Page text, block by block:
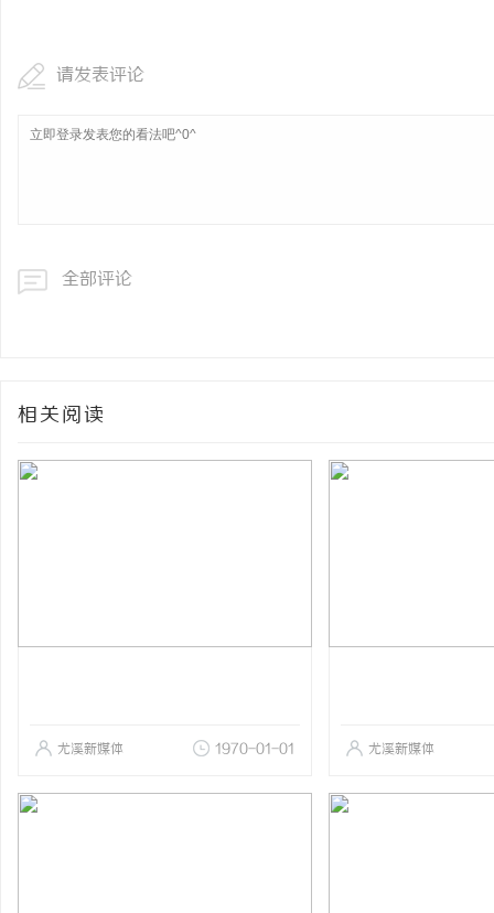
请发表评论
全部评论
相关阅读
尤溪新媒体 1970-01-01 尤溪新媒体